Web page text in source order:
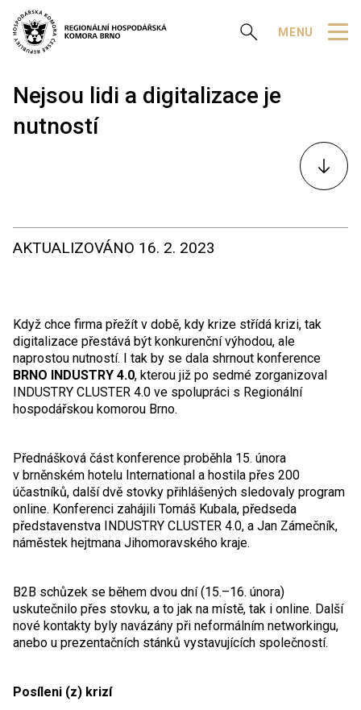
Zobrazit vyhledávání
MENU
Nejsou lidi a digitalizace je
nutností
K
obsahu
AKTUALIZOVÁNO 16. 2. 2023
Když chce firma přežít v době, kdy krize střídá krizi, tak
digitalizace přestává být konkurenční výhodou, ale
naprostou nutností. I tak by se dala shrnout konference
BRNO INDUSTRY 4.0, kterou již po sedmé zorganizoval
INDUSTRY CLUSTER 4.0 ve spolupráci s Regionální
hospodářskou komorou Brno.
Přednášková část konference proběhla 15. února
v brněnském hotelu International a hostila přes 200
účastníků, další dvě stovky přihlášených sledovaly program
online. Konferenci zahájili Tomáš Kubala, předseda
představenstva INDUSTRY CLUSTER 4.0, a Jan Zámečník,
náměstek hejtmana Jihomoravského kraje.
B2B schůzek se během dvou dní (15.–16. února)
uskutečnilo přes stovku, a to jak na místě, tak i online. Další
nové kontakty byly navázány při neformálním networkingu,
anebo u prezentačních stánků vystavujících společností.
Posíleni (z) krizí